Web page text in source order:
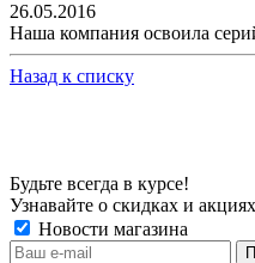
26.05.2016
Наша компания освоила
Назад к списку
Будьте всегда в курсе!
Узнавайте о скидках и
Новости магазина